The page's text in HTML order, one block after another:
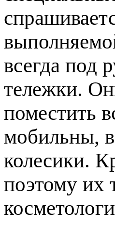
всегда под
тележки.
поместить
мобильны,
колесики.
поэтому их